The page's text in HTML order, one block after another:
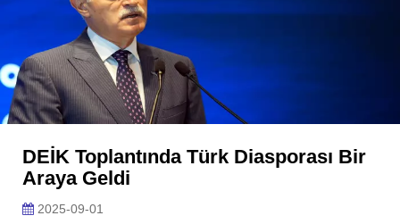
DEİK Toplantında Türk Diasporası Bir
Araya Geldi
2025-09-01